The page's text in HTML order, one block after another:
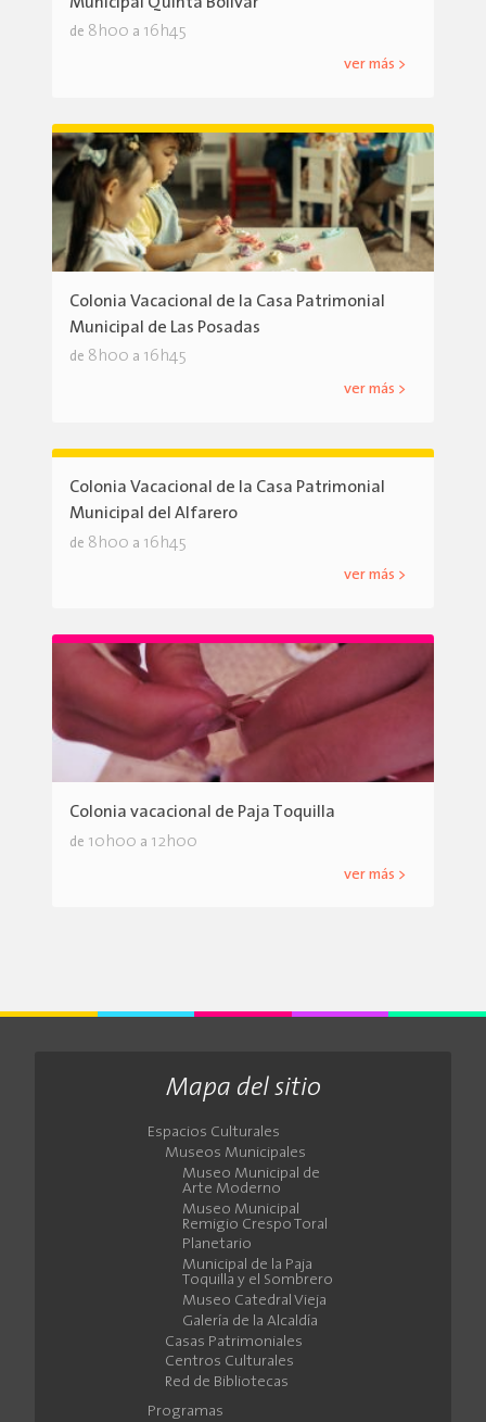
de 8h00 a 16h45
ver más >
Colonia Vacacional de la Casa Patrimonial
Municipal de Las Posadas
de 8h00 a 16h45
ver más >
Colonia Vacacional de la Casa Patrimonial
Municipal del Alfarero
de 8h00 a 16h45
ver más >
Colonia vacacional de Paja Toquilla
de 10h00 a 12h00
ver más >
Mapa del sitio
Espacios Culturales
Museos Municipales
Museo Municipal de
Arte Moderno
Museo Municipal
Remigio Crespo Toral
Planetario
Municipal de la Paja
Toquilla y el Sombrero
Museo Catedral Vieja
Galería de la Alcaldía
Casas Patrimoniales
Centros Culturales
Red de Bibliotecas
Programas